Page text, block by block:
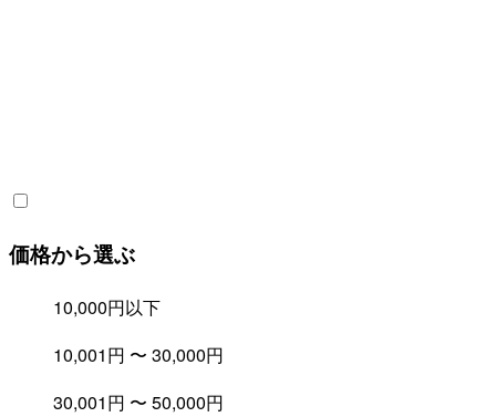
価格から選ぶ
10,000円以下
10,001円 〜 30,000円
30,001円 〜 50,000円